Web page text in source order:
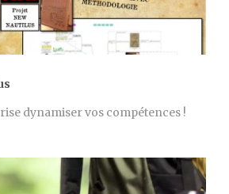
dynamiser vos compétences !